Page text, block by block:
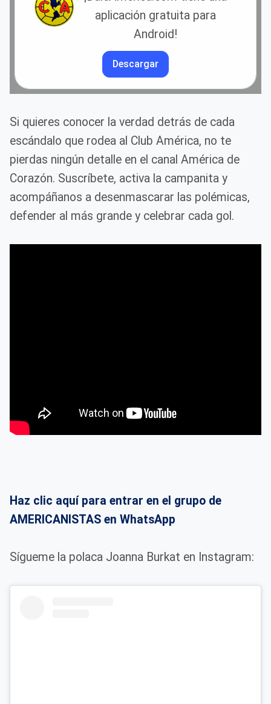
aplicación gratuita para
Android!
Descargar
Si quieres conocer la verdad detrás de cada
escándalo que rodea al Club América, no te
pierdas ningún detalle en el canal América de
Corazón. Suscríbete, activa la campanita y
acompáñanos a desenmascarar las polémicas,
defender al más grande y celebrar cada gol.
Haz clic aquí para entrar en el grupo de
AMERICANISTAS en WhatsApp
Sígueme la polaca Joanna Burkat en Instagram: